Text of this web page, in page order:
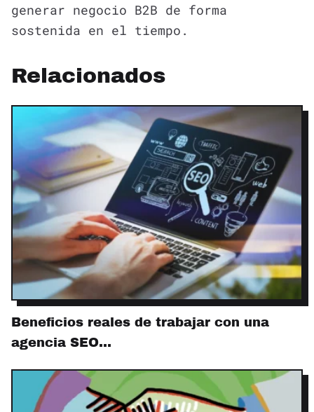
generar negocio B2B de forma
sostenida en el tiempo.
Relacionados
Beneficios reales de trabajar con una
agencia SEO…